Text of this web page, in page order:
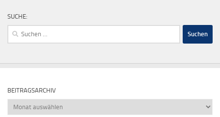
SUCHE:
Suchen
BEITRAGSARCHIV
Beitragsarchiv